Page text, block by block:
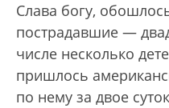
Слава богу,
пострадавшие —
числе несколько
пришлось
по нему за двое